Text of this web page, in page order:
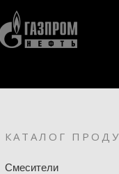
КАТАЛОГ
Смесители